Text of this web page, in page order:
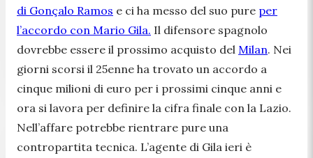
di Gonçalo Ramos e ci ha messo del suo pure per
l’accordo con Mario Gila. Il difensore spagnolo
dovrebbe essere il prossimo acquisto del Milan. Nei
giorni scorsi il 25enne ha trovato un accordo a
cinque milioni di euro per i prossimi cinque anni e
ora si lavora per definire la cifra finale con la Lazio.
Nell’affare potrebbe rientrare pure una
contropartita tecnica. L’agente di Gila ieri è